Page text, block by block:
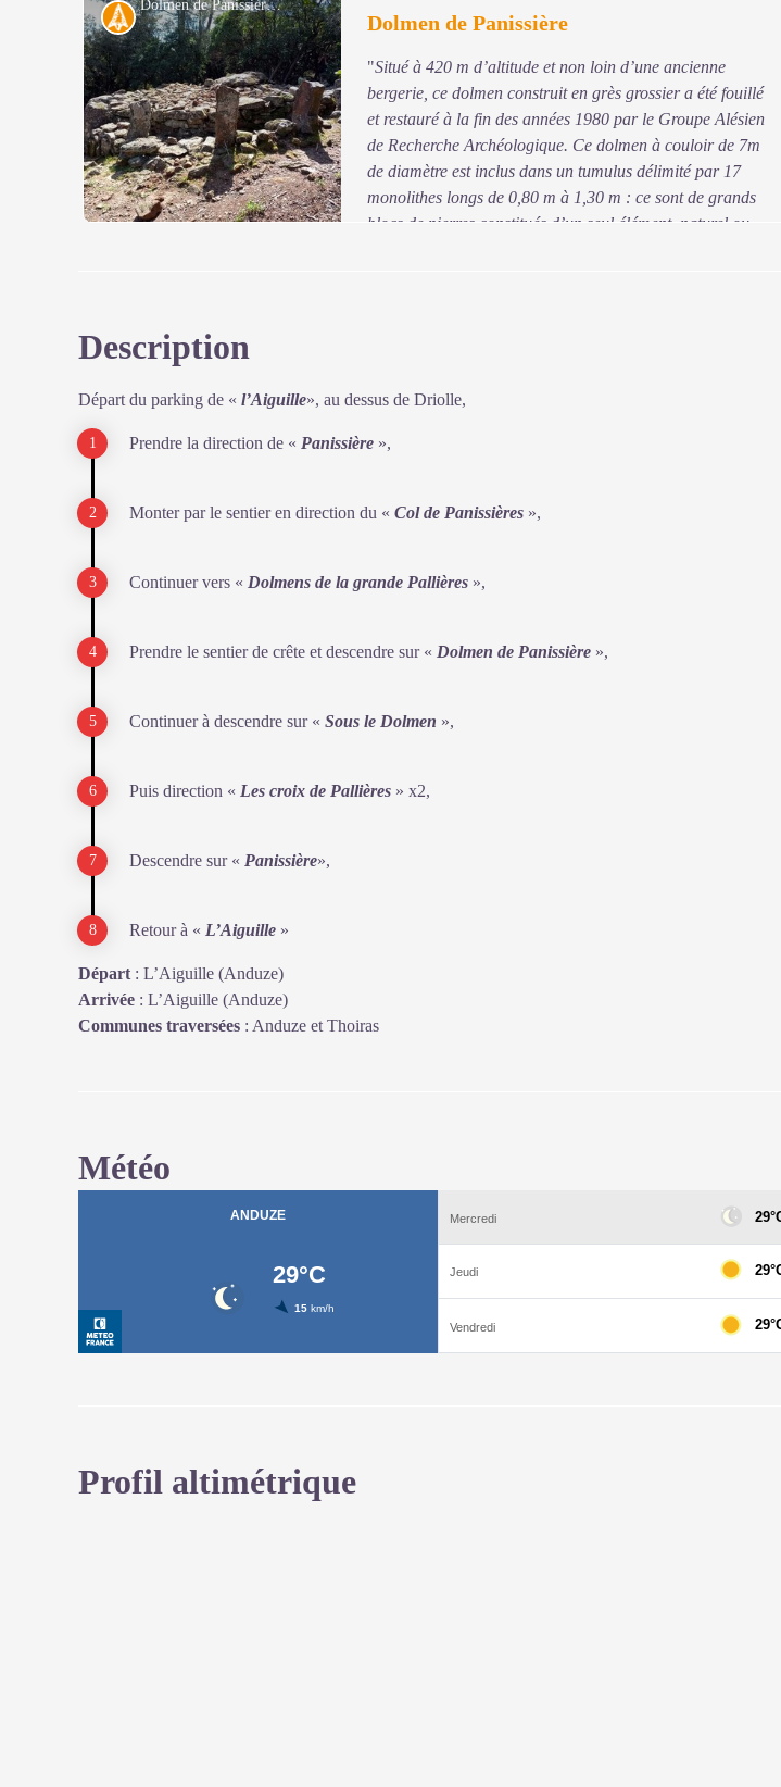
Voir l'image en plein écran
Ses branches deviennent tortueuses avec l’âge et le tronc sur certains spécimens est spiralé.
Au cours de votre balade, vous allez pouvoir observer de très beaux spécimens !
Dolmen de Panissière - N Thomas
Voir l'image en plein écran
Archéologie Dolmen de Panissière
"Situé à 420 m d’altitude et non loin d’une ancienne
bergerie, ce dolmen construit en grès grossier a été fouillé
et restauré à la fin des années 1980 par le Groupe Alésien
de Recherche Archéologique. Ce dolmen à couloir de 7m
de diamètre est inclus dans un tumulus délimité par 17
monolithes longs de 0,80 m à 1,30 m : ce sont de grands
blocs de pierres constitués d’un seul élément, naturel ou
Description
Départ du parking de « l’Aiguille», au dessus de Driolle,
Prendre la direction de « Panissière »,
Monter par le sentier en direction du « Col de Panissières »,
Continuer vers « Dolmens de la grande Pallières »,
Prendre le sentier de crête et descendre sur « Dolmen de Panissière »,
Continuer à descendre sur « Sous le Dolmen »,
Puis direction « Les croix de Pallières » x2,
Descendre sur « Panissière»,
Retour à « L’Aiguille »
Départ : L’Aiguille (Anduze)
Arrivée : L’Aiguille (Anduze)
Communes traversées : Anduze et Thoiras
Météo
Profil altimétrique